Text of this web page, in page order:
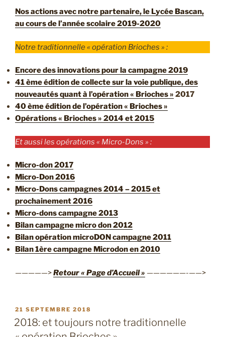
Nos actions avec notre partenaire, le Lycée Bascan,
au cours de l’année scolaire 2019-2020
Notre traditionnelle « opération Brioches » :
Encore des innovations pour la campagne 2019
41 ème édition de collecte sur la voie publique, des
nouveautés quant à l’opération « Brioches » 2017
40 ème édition de l’opération « Brioches »
Opérations « Brioches » 2014 et 2015
Et aussi les opérations « Micro-Dons » :
Micro-don 2017
Micro-Don 2016
Micro-Dons campagnes 2014 – 2015 et
prochainement 2016
Micro-dons campagne 2013
Bilan campagne micro don 2012
Bilan opération microDON campagne 2011
Bilan 1ère campagne Microdon en 2010
—————>Retour « Page d’Accueil » ——————-——>
PUBLIÉ
LE
21 SEPTEMBRE 2018
2018: et toujours notre traditionnelle